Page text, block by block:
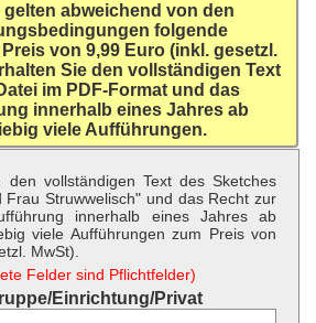
gelten abweichend von den
folgende
von 9,99 Euro (inkl. gesetzl.
Sie den vollständigen Text
im PDF-Format und das
innerhalb eines Jahres ab
viele Aufführungen.
den vollständigen Text des Sketches
Frau Struwwelisch" und das Recht zur
innerhalb eines Jahres ab
viele Aufführungen zum Preis von
MwSt).
Felder sind Pflichtfelder)
Einrichtung/Privat